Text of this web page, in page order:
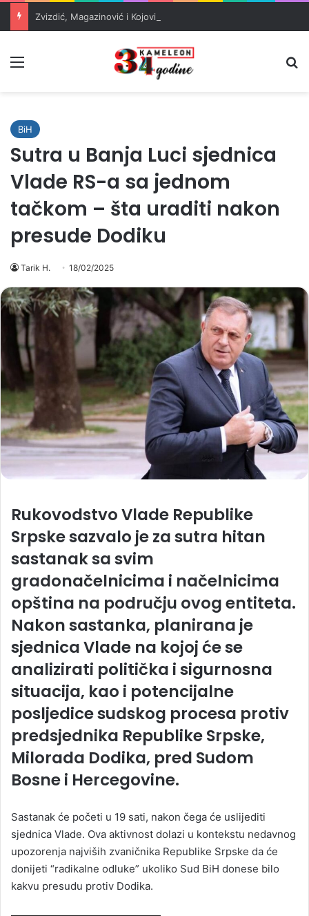
BiH
Sutra u Banja Luci sjednica
Vlade RS-a sa jednom
tačkom – šta uraditi nakon
presude Dodiku
Tarik H. 18/02/2025
Rukovodstvo Vlade Republike
Srpske sazvalo je za sutra hitan
sastanak sa svim
gradonačelnicima i načelnicima
opština na području ovog entiteta.
Nakon sastanka, planirana je
sjednica Vlade na kojoj će se
analizirati politička i sigurnosna
situacija, kao i potencijalne
posljedice sudskog procesa protiv
predsjednika Republike Srpske,
Milorada Dodika, pred Sudom
Bosne i Hercegovine.
Sastanak će početi u 19 sati, nakon čega će uslijediti
sjednica Vlade. Ova aktivnost dolazi u kontekstu nedavnog
upozorenja najviših zvaničnika Republike Srpske da će
donijeti “radikalne odluke” ukoliko Sud BiH donese bilo
kakvu presudu protiv Dodika.